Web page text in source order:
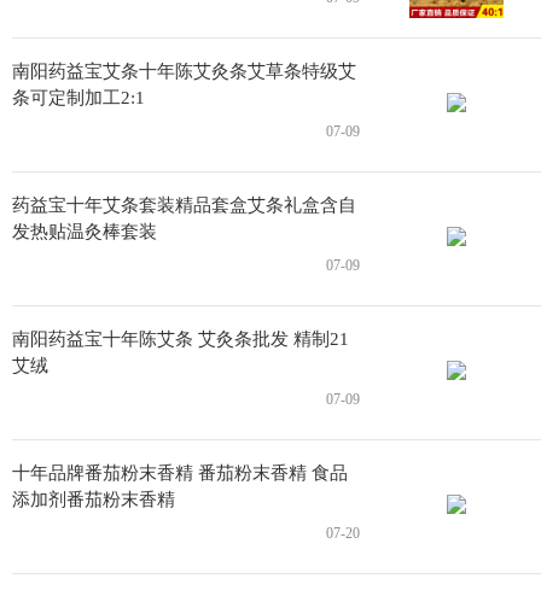
南阳药益宝艾条十年陈艾灸条艾草条特级艾
条可定制加工2:1
07-09
药益宝十年艾条套装精品套盒艾条礼盒含自
发热贴温灸棒套装
07-09
南阳药益宝十年陈艾条 艾灸条批发 精制21
艾绒
07-09
十年品牌番茄粉末香精 番茄粉末香精 食品
添加剂番茄粉末香精
07-20